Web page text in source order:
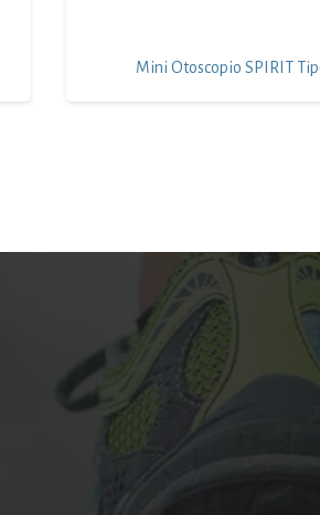
Mini Otoscopio SPIRIT